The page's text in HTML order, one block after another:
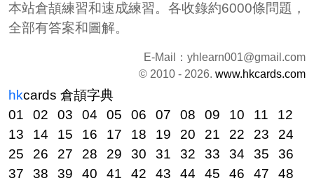
本站倉頡練習和速成練習。各收錄約6000條問題，
全部有答案和圖解。
E-Mail： yhlearn001@gmail.com
© 2010 - 2026. www.hkcards.com
hkcards 倉頡字典
01
02 03 04 05 06 07 08 09 10 11
12
13
14 15 16 17 18 19 20 21 22 23
24
25
26 27 28 29 30 31 32 33 34 35
36
37
38 39 40 41 42 43 44 45 46 47 48